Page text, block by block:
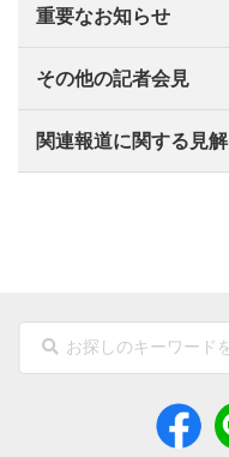
重要なお知らせ
その他の記者会見
関連報道に関する見解